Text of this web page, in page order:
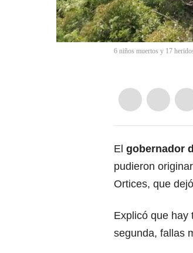
6 niños muertos y 17
El gobernador
pudieron
Ortices, que
Explicó que hay
segunda, fallas